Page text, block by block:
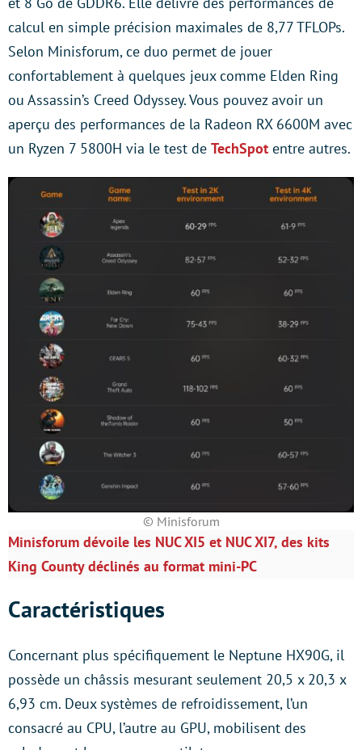
calcul en simple précision maximales de 8,77 TFLOPs.
Selon Minisforum, ce duo permet de jouer
confortablement à quelques jeux comme Elden Ring
ou Assassin’s Creed Odyssey. Vous pouvez avoir un
aperçu des performances de la Radeon RX 6600M avec
un Ryzen 7 5800H via le test de TechSpot entre autres.
© Minisforum
Minisforum dévoile les NUC XI5 et NUC XI7, des kits
King County déclinés au format mini-PC
Caractéristiques
Concernant plus spécifiquement le Neptune HX90G, il
possède un châssis mesurant seulement 20,5 x 20,3 x
6,93 cm. Deux systèmes de refroidissement, l’un
consacré au CPU, l’autre au GPU, mobilisent des